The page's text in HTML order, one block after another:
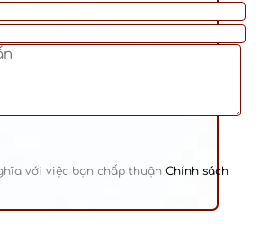
với việc bạn chấp thuận Chính sách